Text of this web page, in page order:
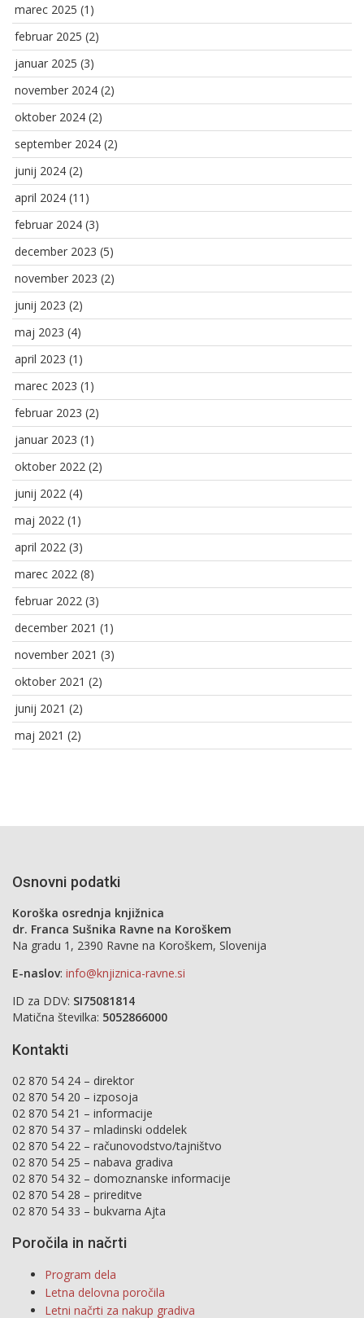
marec 2025 (1)
februar 2025 (2)
januar 2025 (3)
november 2024 (2)
oktober 2024 (2)
september 2024 (2)
junij 2024 (2)
april 2024 (11)
februar 2024 (3)
december 2023 (5)
november 2023 (2)
junij 2023 (2)
maj 2023 (4)
april 2023 (1)
marec 2023 (1)
februar 2023 (2)
januar 2023 (1)
oktober 2022 (2)
junij 2022 (4)
maj 2022 (1)
april 2022 (3)
marec 2022 (8)
februar 2022 (3)
december 2021 (1)
november 2021 (3)
oktober 2021 (2)
junij 2021 (2)
maj 2021 (2)
Osnovni podatki
Koroška osrednja knjižnica
dr. Franca Sušnika Ravne na Koroškem
Na gradu 1, 2390 Ravne na Koroškem, Slovenija
E-naslov: info@knjiznica-ravne.si
ID za DDV: SI75081814
Matična številka: 5052866000
Kontakti
02 870 54 24 – direktor
02 870 54 20 – izposoja
02 870 54 21 – informacije
02 870 54 37 – mladinski oddelek
02 870 54 22 – računovodstvo/tajništvo
02 870 54 25 – nabava gradiva
02 870 54 32 – domoznanske informacije
02 870 54 28 – prireditve
02 870 54 33 – bukvarna Ajta
Poročila in načrti
Program dela
Letna delovna poročila
Letni načrti za nakup gradiva